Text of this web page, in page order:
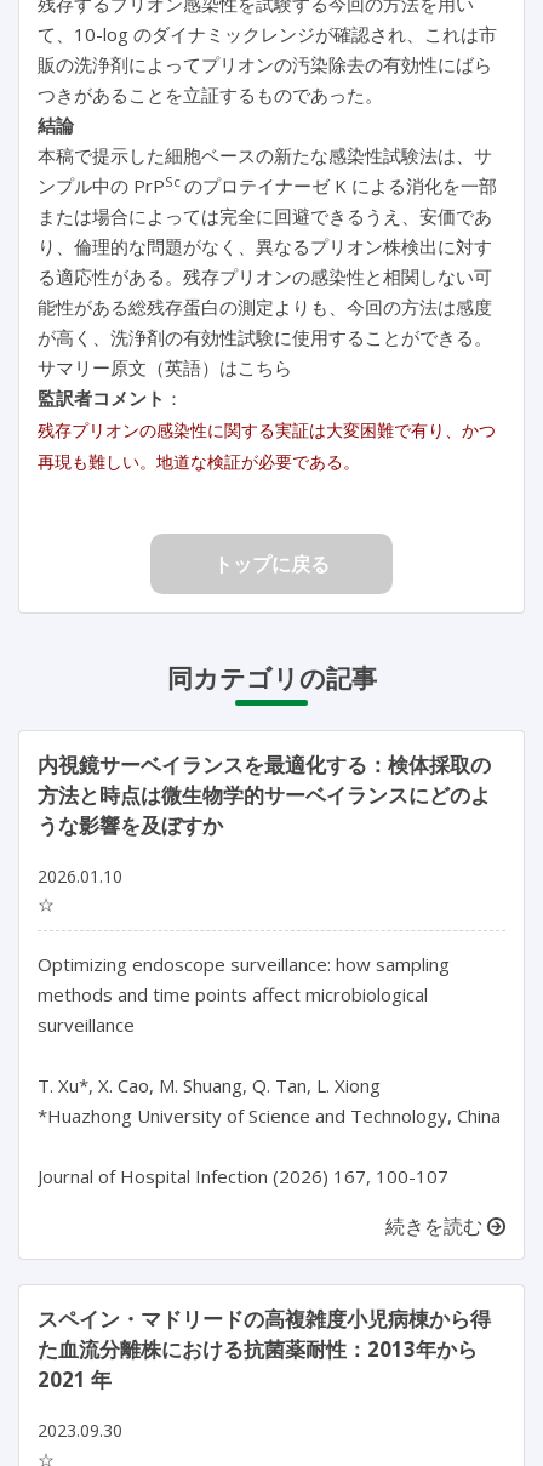
て、10-log のダイナミックレンジが確認され、これは市
販の洗浄剤によってプリオンの汚染除去の有効性にばら
つきがあることを立証するものであった。
結論
本稿で提示した細胞ベースの新たな感染性試験法は、サ
ンプル中の PrPSc のプロテイナーゼ K による消化を一部
または場合によっては完全に回避できるうえ、安価であ
り、倫理的な問題がなく、異なるプリオン株検出に対す
る適応性がある。残存プリオンの感染性と相関しない可
能性がある総残存蛋白の測定よりも、今回の方法は感度
が高く、洗浄剤の有効性試験に使用することができる。
サマリー原文（英語）はこちら
監訳者コメント ：
残存プリオンの感染性に関する実証は大変困難で有り、かつ
再現も難しい。地道な検証が必要である。
トップに戻る
同カテゴリの記事
内視鏡サーベイランスを最適化する：検体採取の
方法と時点は微生物学的サーベイランスにどのよ
うな影響を及ぼすか
2026.01.10
☆
Optimizing endoscope surveillance: how sampling
methods and time points affect microbiological
surveillance
T. Xu*, X. Cao, M. Shuang, Q. Tan, L. Xiong
*Huazhong University of Science and Technology, China
Journal of Hospital Infection (2026) 167, 100-107
続きを読む
スペイン・マドリードの高複雑度小児病棟から得
た血流分離株における抗菌薬耐性：2013年から
2021 年
2023.09.30
☆